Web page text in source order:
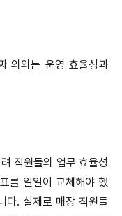
의의는 운영 효율성과
직원들의 업무 효율성
를 일일이 교체해야 했
다. 실제로 매장 직원들